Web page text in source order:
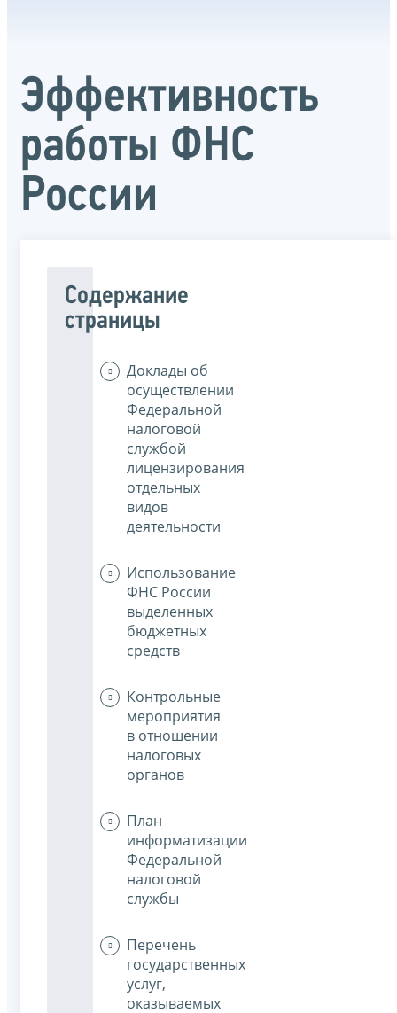
Эффективность
работы ФНС
России
Содержание
страницы
Доклады об
осуществлении
Федеральной
налоговой
службой
лицензирования
отдельных
видов
деятельности
Использование
ФНС России
выделенных
бюджетных
средств
Контрольные
мероприятия
в отношении
налоговых
органов
План
информатизации
Федеральной
налоговой
службы
Перечень
государственных
услуг,
оказываемых